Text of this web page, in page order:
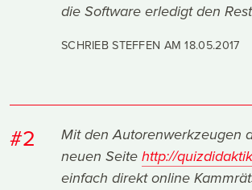
die Software erledigt den
SCHRIEB STEFFEN AM18.05.2017
#2
Mit den Autorenwerkzeugen
neuen Seite http://
einfach direkt online